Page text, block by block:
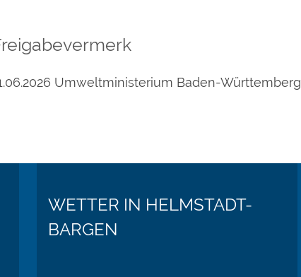
Umweltministerium Baden-Württemberg
WETTER IN HELMSTADT-
BARGEN